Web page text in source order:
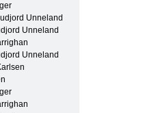
Unneland
Unneland
Unneland